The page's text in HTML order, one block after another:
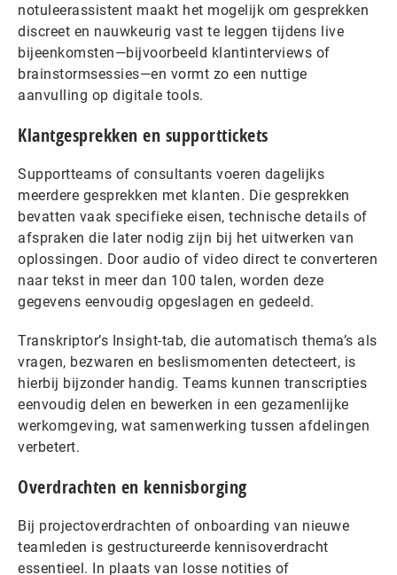
notuleerassistent maakt het mogelijk om gesprekken
discreet en nauwkeurig vast te leggen tijdens live
bijeenkomsten—bijvoorbeeld klantinterviews of
brainstormsessies—en vormt zo een nuttige
aanvulling op digitale tools.
Klantgesprekken en supporttickets
Supportteams of consultants voeren dagelijks
meerdere gesprekken met klanten. Die gesprekken
bevatten vaak specifieke eisen, technische details of
afspraken die later nodig zijn bij het uitwerken van
oplossingen. Door audio of video direct te converteren
naar tekst in meer dan 100 talen, worden deze
gegevens eenvoudig opgeslagen en gedeeld.
Transkriptor’s Insight-tab, die automatisch thema’s als
vragen, bezwaren en beslismomenten detecteert, is
hierbij bijzonder handig. Teams kunnen transcripties
eenvoudig delen en bewerken in een gezamenlijke
werkomgeving, wat samenwerking tussen afdelingen
verbetert.
Overdrachten en kennisborging
Bij projectoverdrachten of onboarding van nieuwe
teamleden is gestructureerde kennisoverdracht
essentieel. In plaats van losse notities of